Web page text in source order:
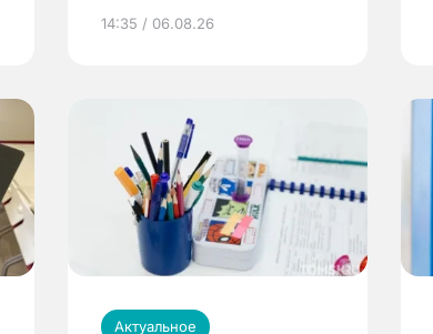
14:35 / 06.08.26
Актуальное